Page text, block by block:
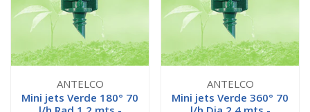
ANTELCO
Mini jets Verde 180° 70
ANTELCO
Mini jets Verde 360° 70